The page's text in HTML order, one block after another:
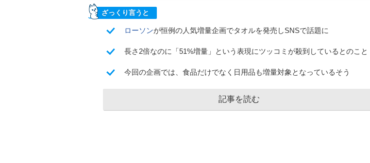
ざっくり言うと
ローソンが恒例の人気増量企画でタオルを発売しSNSで話題に
長さ2倍なのに「51%増量」という表現にツッコミが殺到しているとのこと
今回の企画では、食品だけでなく日用品も増量対象となっているそう
記事を読む